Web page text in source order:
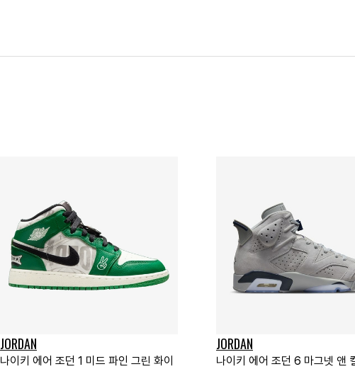
JORDAN
나이키 에어 조던 1 미드 파인 그린 화이
JORDAN
나이키 에어 조던 6 마그넷 앤